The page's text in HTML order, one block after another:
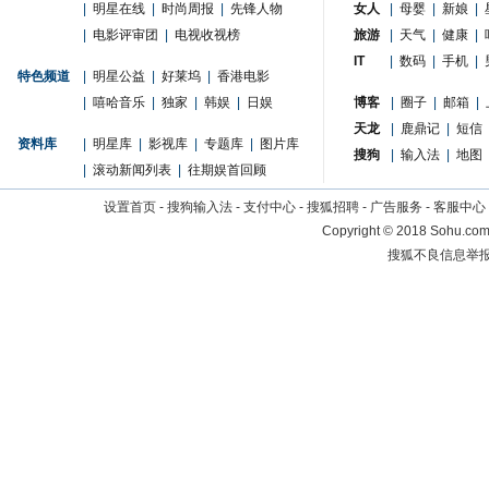
明星在线 时尚周报
先锋人物
电影评审团 电视收视榜
特色频道 明星公益 好莱坞
香港电影
嘻哈音乐 独家 韩娱 日娱
资料库 明星库 影视库 专题库
图片库
滚动新闻列表 往期娱首回顾
女人 母婴 新娘
旅游
天气 健康
IT
数码 手机
博客 圈子 邮箱
天龙
鹿鼎记
短信
搜狗
输入法 地图
设置首页 - 搜狗输入法 - 支付中心 - 搜狐招聘 - 广告服务 - 客服中心
Copyright©2018
搜狐不良信息举